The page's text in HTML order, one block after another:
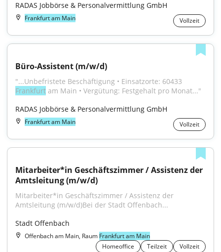
RADAS Jobbörse & Personalvermittlung GmbH
Frankfurt am Main Vollzeit
Büro-Assistent (m/w/d)
Frankfurt am Main • Vergütung: Festgehalt pro Monat..."
RADAS Jobbörse & Personalvermittlung GmbH
Frankfurt am Main Vollzeit
Mitarbeiter*in Geschäftszimmer / Assistenz der
Amtsleitung (m/w/d)
Mitarbeiter*in Geschäftszimmer / Assistenz der
Amtsleitung (m/w/d)Bei der Stadt Offenbach...
Stadt Offenbach
Offenbach am Main, Raum Frankfurt am Main
Homeoffice
Teilzeit
Vollzeit